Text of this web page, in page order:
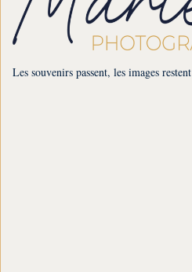
Les souvenirs passent, les images restent